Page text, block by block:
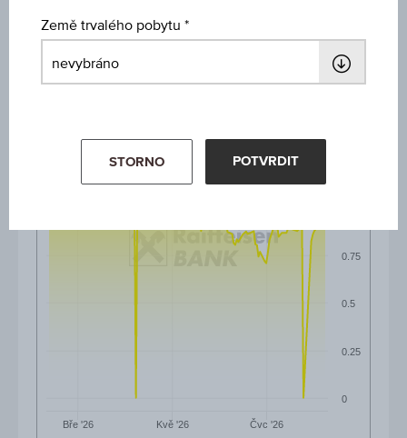
6M
Bře '26 Kvě '26 Čvc '26
0
0.25
0.5
0.75
Země trvalého pobytu
STORNO POTVRDIT